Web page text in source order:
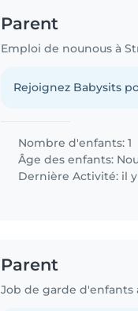
Parent
Emploi de nounous à
Rejoignez Babysits
Nombre d'enfants: 1
Âge des enfants:
Dernière Activité: il
Parent
Job de garde d'enfants